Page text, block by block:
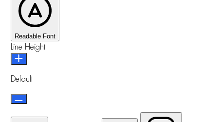
Readable Font
Line Height
Default